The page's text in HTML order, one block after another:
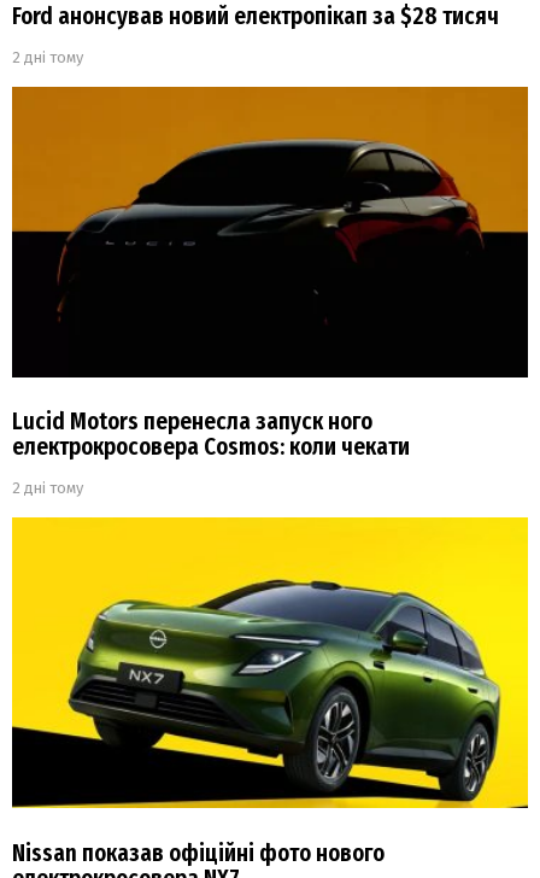
Ford анонсував новий електропікап за $28 тисяч
2 дні тому
Lucid Motors перенесла запуск ного
електрокросовера Cosmos: коли чекати
2 дні тому
Nissan показав офіційні фото нового